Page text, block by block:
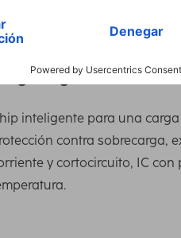
Carga segura
inteligente para una
contra sobrecarga,
y cortocircuito, IC con